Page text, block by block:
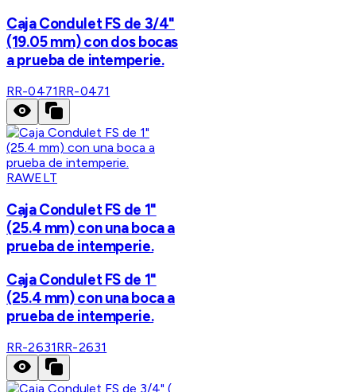
Caja Condulet FS de 3/4"
(19.05 mm) con dos bocas
a prueba de intemperie.
RR-0471RR-0471
RAWELT
Caja Condulet FS de 1"
(25.4 mm) con una boca a
prueba de intemperie.
Caja Condulet FS de 1"
(25.4 mm) con una boca a
prueba de intemperie.
RR-2631RR-2631